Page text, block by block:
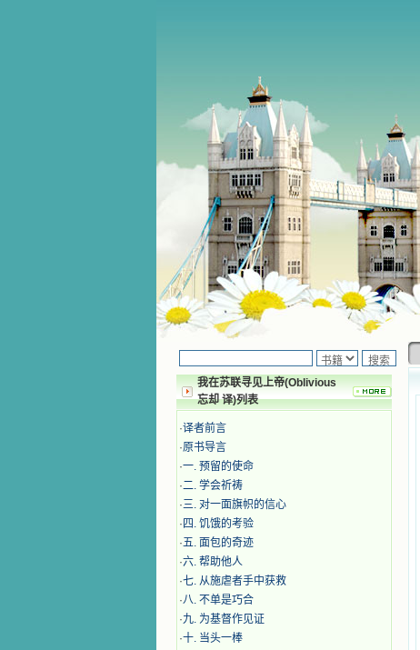
我在苏联寻见上帝(Oblivious
忘却 译)列表
·译者前言
·原书导言
·一. 预留的使命
·二. 学会祈祷
·三. 对一面旗帜的信心
· 四. 饥饿的考验
·五. 面包的奇迹
·六. 帮助他人
·七. 从施虐者手中获救
·八. 不单是巧合
·九. 为基督作见证
·十. 当头一棒